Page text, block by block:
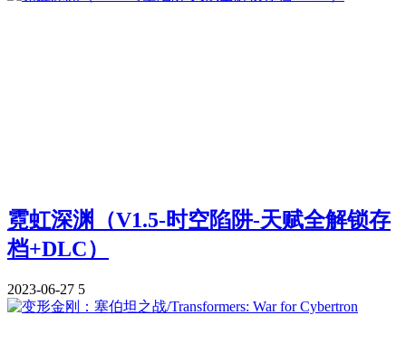
霓虹深渊（V1.5-时空陷阱-天赋全解锁存
档+DLC）
2023-06-27 5